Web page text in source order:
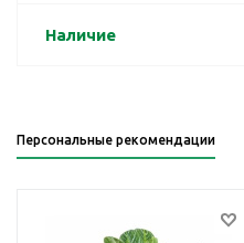
Наличие
Персональные рекомендации